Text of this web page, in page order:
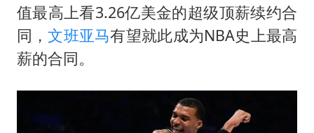
杭州全市有序停课
商场现钱学森巨幅海报 负责人回应
乐享全民健身 共筑健康中国
值最高上看3.26亿美金的超级顶薪续约合
同，文班亚马有望就此成为NBA史上最高
薪的合同。